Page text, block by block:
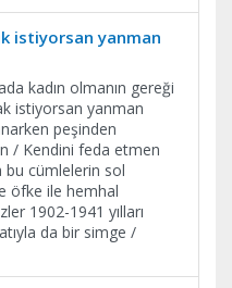
istiyorsan yanman
kadın olmanın gereği
istiyorsan yanman
peşinden
/ Kendini feda etmen
bu cümlelerin sol
öfke ile hemhal
1902-1941 yılları
da bir simge /